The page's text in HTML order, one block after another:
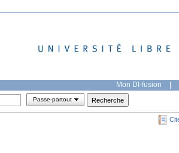
Mon DI-fusion |
Passe-partout